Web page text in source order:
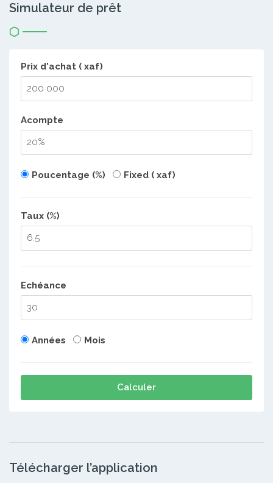
Simulateur de prêt
Prix d'achat ( xaf)
Acompte
Poucentage (%) Fixed ( xaf)
Taux (%)
Echéance
Années Mois
Calculer
Télécharger l’application